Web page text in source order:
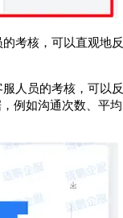
考核，可以直观地反
人员的考核，可以反
例如沟通次数、平均